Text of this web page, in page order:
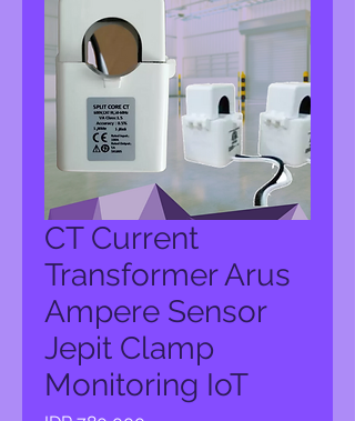
CT Current
Transformer Arus
Ampere Sensor
Jepit Clamp
Monitoring IoT